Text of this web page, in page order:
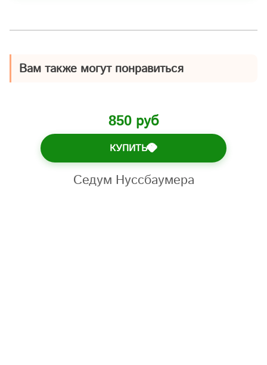
Вам также могут понравиться
850 руб
КУПИТЬ💎
Седум Нуссбаумера